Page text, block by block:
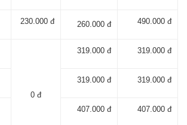
230.000 đ 260.000 đ 490.000 đ
0 đ
319.000 đ 319.000 đ
319.000 đ 319.000 đ
407.000 đ 407.000 đ